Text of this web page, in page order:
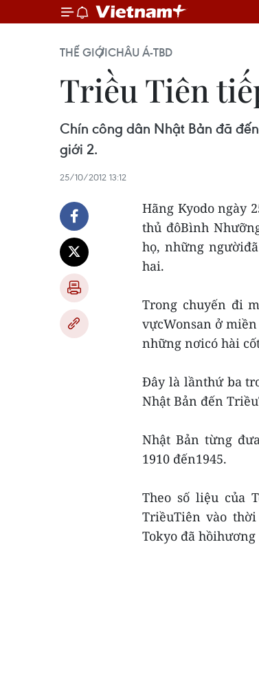
THẾ GIỚICHÂU Á-TBD
Triều Tiên
Chín công dân Nhật Bản đã
giới 2.
25/10/2012 13:12
Hãng Kyodo ngày
thủ đôBình
họ, những
hai.
Trong chuyến đi
vựcWonsan ở
những nơicó hài
Đây là lầnthứ ba
Nhật Bản đến
Nhật Bản từng
1910 đến1945.
Theo số liệu của
TriềuTiên vào
Tokyo đã